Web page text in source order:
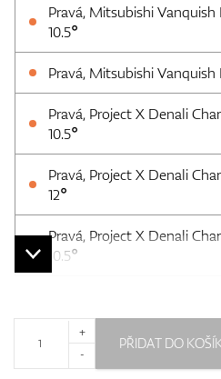
Pravá, Mitsubishi
10.5°
Pravá, Mitsubishi Vanquish
Pravá, Project X Denali
10.5°
Pravá, Project X Denali
12°
Pravá, Project X Denali
10.5°
+
-
PŘIDAT DO